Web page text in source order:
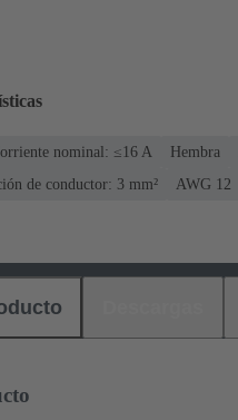
nominal: ≤16 A Hembra
de conductor: 3 mm² AWG 12